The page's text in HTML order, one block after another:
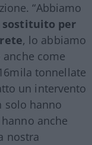
“Abbiamo
sostituito per
, lo abbiamo
come
tonnellate
un intervento
solo hanno
anche
nostra